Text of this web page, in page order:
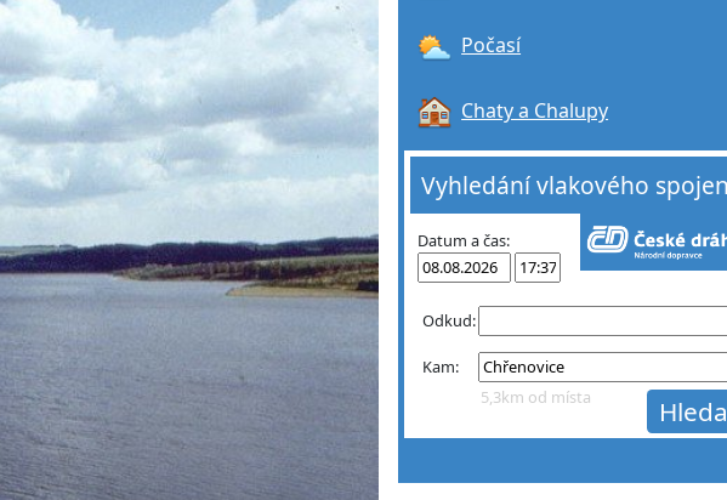
Počasí
Chaty a Chalupy
Vyhledání vlakového
Datum a čas:
Odkud:
Kam:
5,3km od místa